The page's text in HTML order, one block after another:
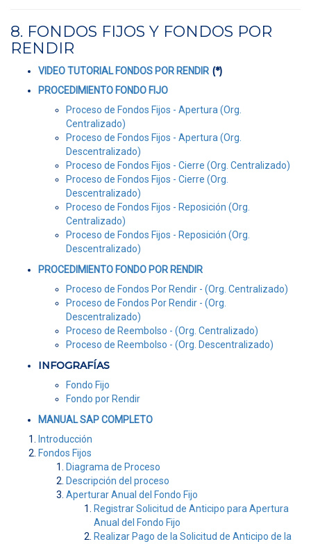
8. FONDOS FIJOS Y FONDOS POR
RENDIR
VIDEO TUTORIAL FONDOS POR RENDIR (*)
PROCEDIMIENTO FONDO FIJO
Proceso de Fondos Fijos - Apertura (Org.
Centralizado)
Proceso de Fondos Fijos - Apertura (Org.
Descentralizado)
Proceso de Fondos Fijos - Cierre (Org. Centralizado)
Proceso de Fondos Fijos - Cierre (Org.
Descentralizado)
Proceso de Fondos Fijos - Reposición (Org.
Centralizado)
Proceso de Fondos Fijos - Reposición (Org.
Descentralizado)
PROCEDIMIENTO FONDO POR RENDIR
Proceso de Fondos Por Rendir - (Org. Centralizado)
Proceso de Fondos Por Rendir - (Org.
Descentralizado)
Proceso de Reembolso - (Org. Centralizado)
Proceso de Reembolso - (Org. Descentralizado)
INFOGRAFÍAS
Fondo Fijo
Fondo por Rendir
MANUAL SAP COMPLETO
Introducción
Fondos Fijos
Diagrama de Proceso
Descripción del proceso
Aperturar Anual del Fondo Fijo
Registrar Solicitud de Anticipo para Apertura
Anual del Fondo Fijo
Realizar Pago de la Solicitud de Anticipo de la